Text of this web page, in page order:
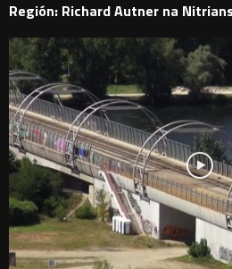
Región: Richard Autner na